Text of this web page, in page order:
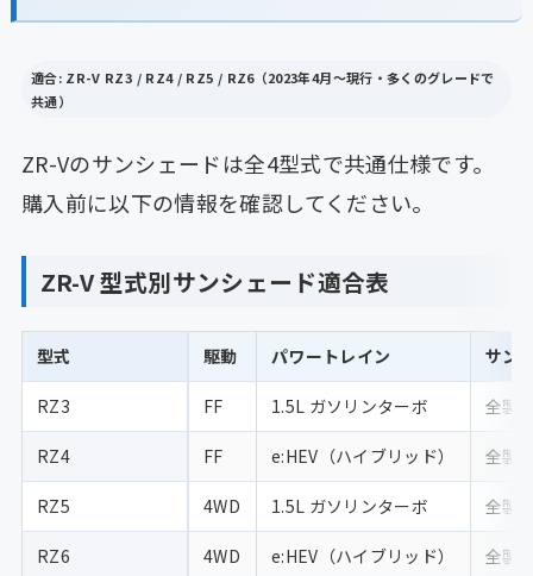
適合: ZR-V RZ3 / RZ4 / RZ5 / RZ6（2023年4月〜現行・多くのグレードで
共通）
ZR-Vのサンシェードは全4型式で共通仕様です。
購入前に以下の情報を確認してください。
ZR-V 型式別サンシェード適合表
型式 駆動 パワートレイン サン
RZ3 FF 1.5L ガソリンターボ 全製
RZ4 FF e:HEV（ハイブリッド） 全製
RZ5 4WD 1.5L ガソリンターボ 全製
RZ6 4WD e:HEV（ハイブリッド） 全製